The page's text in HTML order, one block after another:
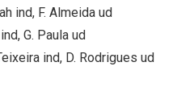
ind, F. Almeida ud
G. Paula ud
ind, D. Rodrigues ud